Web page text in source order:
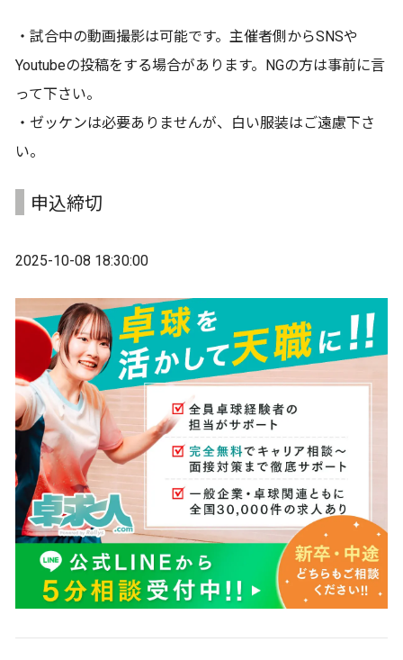
・試合中の動画撮影は可能です。主催者側からSNSや
Youtubeの投稿をする場合があります。NGの方は事前に言
って下さい。
・ゼッケンは必要ありませんが、白い服装はご遠慮下さ
い。
申込締切
2025-10-08 18:30:00